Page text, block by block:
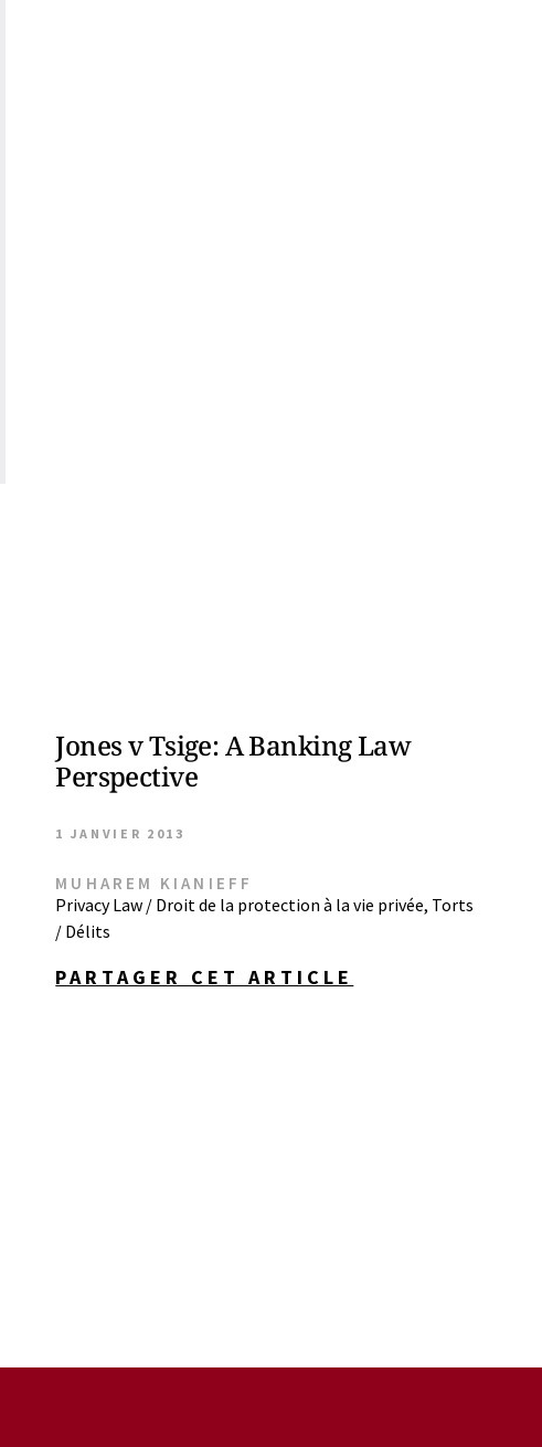
Jones v Tsige: A Banking Law
Perspective
1 JANVIER 2013
MUHAREM KIANIEFF
Privacy Law / Droit de la protection à la vie privée, Torts
/ Délits
PARTAGER CET ARTICLE